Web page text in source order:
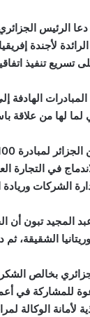
الرئيس
تنفيذ
الهادفة
لها من علاقة
في التجارة
الشركات وريادة
الشقيقة،
بخالص
للمشاركة في
لأمانة الوكالة